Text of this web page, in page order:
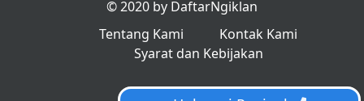
© 2020 by DaftarNgiklan
Tentang Kami
Kontak Kami
Syarat dan Kebijakan